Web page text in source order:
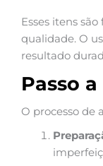
Esses itens
qualidade. O
resultado
Passo
O processo de